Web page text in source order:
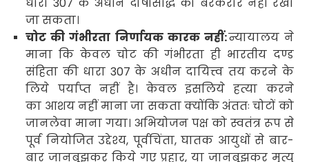
जा सकता।
चोट की गंभीरता निर्णायक कारक नहीं:न्यायालय ने
माना कि केवल चोट की गंभीरता ही भारतीय दण्ड
संहिता की धारा 307के अधीन दायित्त्व तय करने के
लिये पर्याप्त नहीं है। केवल इसलिये हत्या करने
का आशय नहीं माना जा सकता क्योंकि अंततः चोटों को
जानलेवा माना गया। अभियोजन पक्ष को स्वतंत्र रूप से
पूर्व नियोजित उद्देश्य, पूर्वचिंता,घातक आयुधों से बार-
बार जानबूझकर किये गए प्रहार,या जानबूझकर मृत्यु